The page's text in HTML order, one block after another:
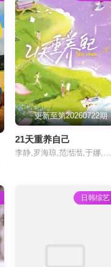
更新至第20260722期
21天重养自己
李静,罗海琼,范湉湉,于娜,蒋丽莎
日韩综艺